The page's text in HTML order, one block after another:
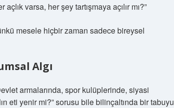
varsa, her şey tartışmaya açılır mı?”
mesele hiçbir zaman sadece bireysel
Algı
armalarında, spor kulüplerinde, siyasi
eti yenir mi?” sorusu bile bilinçaltında bir tabuyu